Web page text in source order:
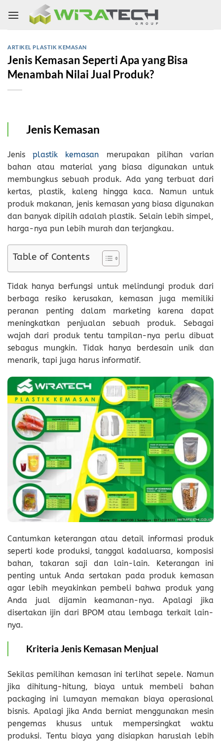
ARTIKEL PLASTIK KEMASAN
Jenis Kemasan Seperti Apa yang Bisa
Menambah Nilai Jual Produk?
Jenis Kemasan
Jenisplastik kemasan merupakan pilihan varian
bahan atau material yang biasa digunakan untuk
membungkus sebuah produk. Ada yang terbuat dari
kertas, plastik, kaleng hingga kaca. Namun untuk
produk makanan, jenis kemasan yang biasa digunakan
dan banyak dipilih adalah plastik. Selain lebih simpel,
harga-nya pun lebih murah dan terjangkau.
Table of Contents
Tidak hanya berfungsi untuk melindungi produk dari
berbaga resiko kerusakan, kemasan juga memiliki
peranan penting dalam marketing karena dapat
meningkatkan penjualan sebuah produk. Sebagai
wajah dari produk tentu tampilan-nya perlu dibuat
sebagus mungkin. Tidak hanya berdesain unik dan
menarik, tapi juga harus informatif.
Cantumkan keterangan atau detail informasi produk
seperti kode produksi, tanggal kadaluarsa, komposisi
bahan, takaran saji dan lain-lain. Keterangan ini
penting untuk Anda sertakan pada produk kemasan
agar lebih meyakinkan pembeli bahwa produk yang
Anda jual dijamin keamanan-nya. Apalagi jika
disertakan ijin dari BPOM atau lembaga terkait lain-
nya.
Kriteria Jenis Kemasan Menjual
Sekilas pemilihan kemasan ini terlihat sepele. Namun
jika dihitung-hitung, biaya untuk membeli bahan
packaging ini lumayan memakan biaya operasional
bisnis. Apalagi jika Anda berniat menggunakan mesin
pengemas khusus untuk mempersingkat waktu
produksi. Tentu biaya yang disiapkan haruslah lebih